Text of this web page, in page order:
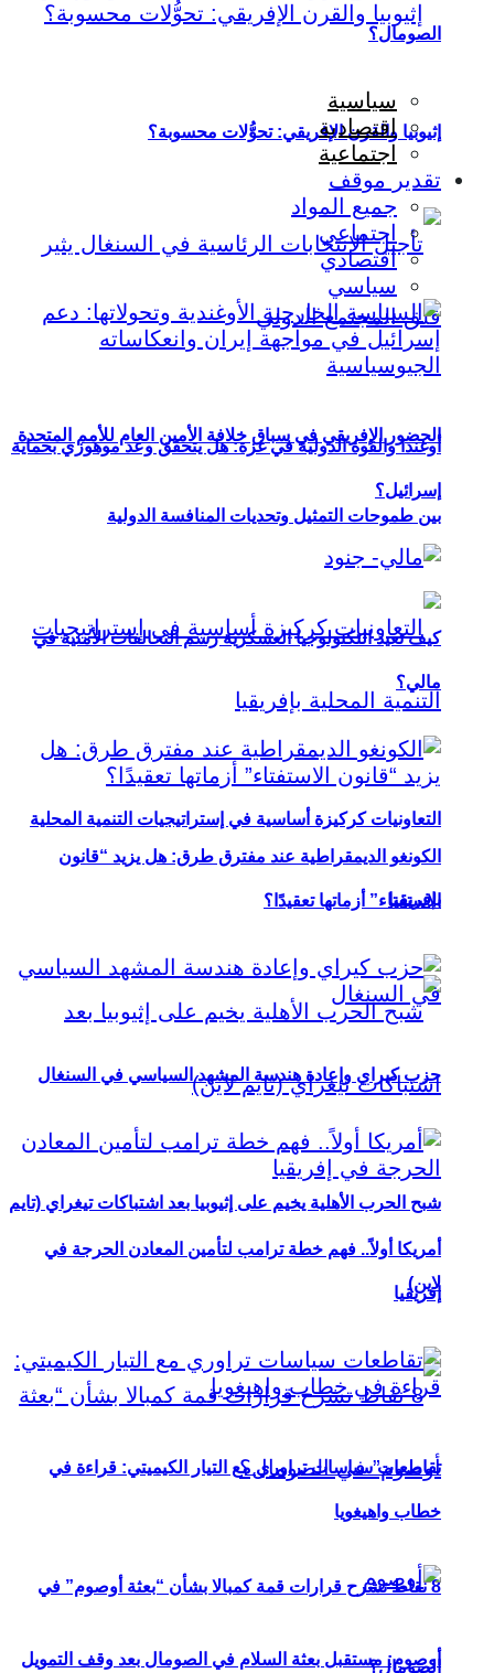
إثيوبيا والقرن الإفريقي: تحوُّلات محسوبة؟
الحضور الإفريقي في سباق خلافة الأمين العام للأمم المتحدة
بين طموحات التمثيل وتحديات المنافسة الدولية
التعاونيات كركيزة أساسية في إستراتيجيات التنمية المحلية
بإفريقيا
شبح الحرب الأهلية يخيم على إثيوبيا بعد اشتباكات تيغراي (تايم
لاين)
8 نقاط تشرح قرارات قمة كمبالا بشأن “بعثة أوصوم” في
الصومال؟
الصومال؟
سياسية
اقتصادية
اجتماعية
تقدير موقف
جميع المواد
اجتماعي
اقتصادي
سياسي
أوغندا والقوة الدولية في غزة: هل يتحقق وعد موهوزي بحماية
إسرائيل؟
كيف تعيد التكنولوجيا العسكرية رسم التحالفات الأمنية في
مالي؟
الكونغو الديمقراطية عند مفترق طرق: هل يزيد “قانون
الاستفتاء” أزماتها تعقيدًا؟
حزب كيراي وإعادة هندسة المشهد السياسي في السنغال
أمريكا أولاً.. فهم خطة ترامب لتأمين المعادن الحرجة في
إفريقيا
تقاطعات سياسات تراوري مع التيار الكيميتي: قراءة في
خطاب واهيغويا
أوصوم: مستقبل بعثة السلام في الصومال بعد وقف التمويل